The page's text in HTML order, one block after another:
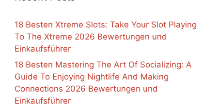
18 Besten Xtreme Slots: Take Your Slot Playing
To The Xtreme 2026 Bewertungen und
Einkaufsführer
18 Besten Mastering The Art Of Socializing: A
Guide To Enjoying Nightlife And Making
Connections 2026 Bewertungen und
Einkaufsführer